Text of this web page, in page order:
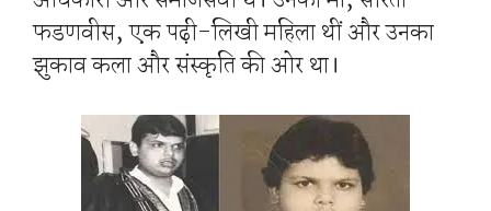
फडणवीस, एक पढ़ी-लिखी महिला थीं और उनका
झुकाव कला और संस्कृति की ओर था।